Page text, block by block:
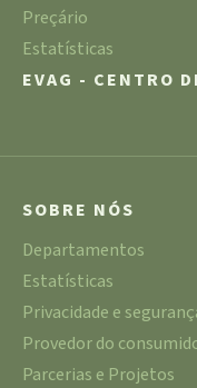
Preçário
Estatísticas
EVAG - CENTRO
SOBRE NÓS
Departamentos
Estatísticas
Privacidade e
Provedor do
Parcerias e Projetos